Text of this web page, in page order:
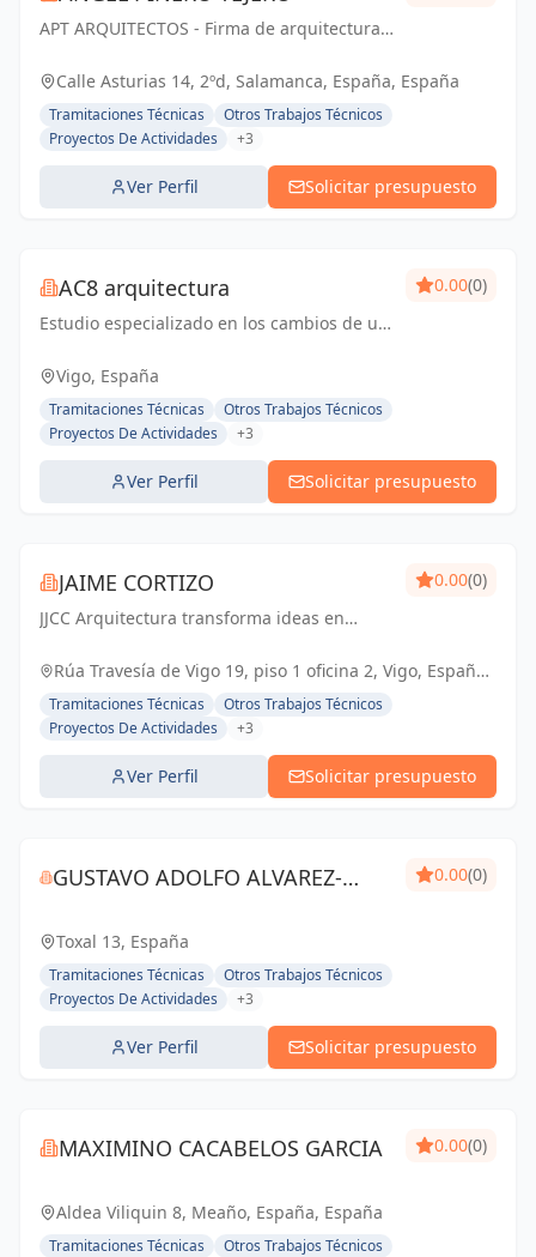
APT ARQUITECTOS - Firma de arquitectura
Calle Asturias 14, 2ºd, Salamanca, España, España
Tramitaciones Técnicas
Otros Trabajos Técnicos
Proyectos De Actividades
+3
Ver Perfil Solicitar presupuesto
AC8 arquitectura
Estudio especializado en los cambios de uso
turístico.
0.00(0)
Vigo, España
Tramitaciones Técnicas
Otros Trabajos Técnicos
Proyectos De Actividades
+3
Ver Perfil Solicitar presupuesto
JAIME CORTIZO
JJCC Arquitectura transforma ideas en
impactantes, con rigor constructivo y
compromiso con el cliente.
0.00(0)
Rúa Travesía de Vigo 19, piso 1 oficina 2, Vigo, España,
España
Tramitaciones Técnicas
Otros Trabajos Técnicos
Proyectos De Actividades
+3
Ver Perfil Solicitar presupuesto
GUSTAVO ADOLFO ALVAREZ-
0.00(0)
Toxal 13, España
Tramitaciones Técnicas
Otros Trabajos Técnicos
Proyectos De Actividades
+3
Ver Perfil Solicitar presupuesto
MAXIMINO CACABELOS GARCIA 0.00(0)
Aldea Viliquin 8, Meaño, España, España
Tramitaciones Técnicas
Otros Trabajos Técnicos